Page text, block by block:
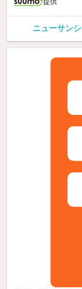
提供
ニューサン